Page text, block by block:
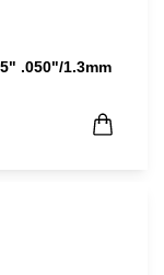
.050"/1.3mm